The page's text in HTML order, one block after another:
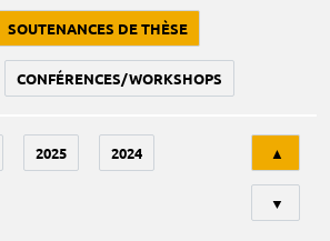
SOUTENANCES DE THÈSE
CONFÉRENCES/WORKSHOPS
2025 2024 ▲
▼